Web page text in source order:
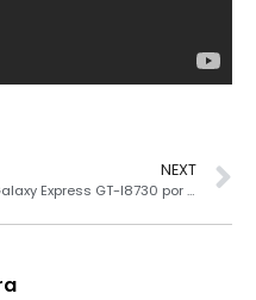
NEXT
Galaxy Express GT-I8730 por R$799,00